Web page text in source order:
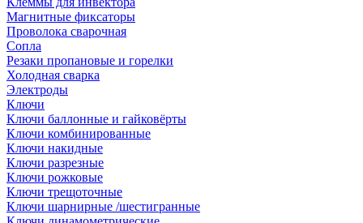
Магнитные фиксаторы
Проволока сварочная
Сопла
Резаки пропановые и горелки
Холодная сварка
Электроды
Ключи
Ключи баллонные и гайковёрты
Ключи комбинированные
Ключи накидные
Ключи разрезные
Ключи рожковые
Ключи трещоточные
Ключи шарнирные /шестигранные